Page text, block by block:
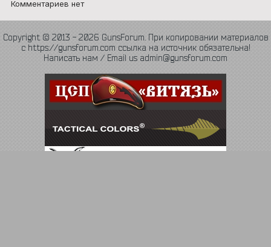
Комментариев нет
Copyright © 2013 - 2026 GunsForum. При копировании материалов
с https://gunsforum.com ссылка на источник обязательна!
Написать нам / Email us admin@gunsforum.com